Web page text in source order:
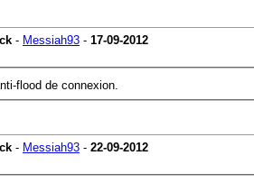
- Messiah93 - 17-09-2012
flood de connexion.
- Messiah93 - 22-09-2012